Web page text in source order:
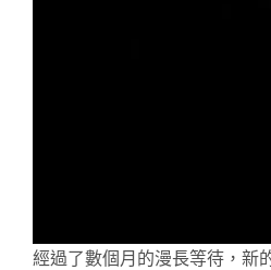
經過了數個月的漫長等待，新